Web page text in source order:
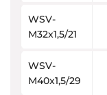
WSV-
M32x1,5/21
WSV-
M40x1,5/29